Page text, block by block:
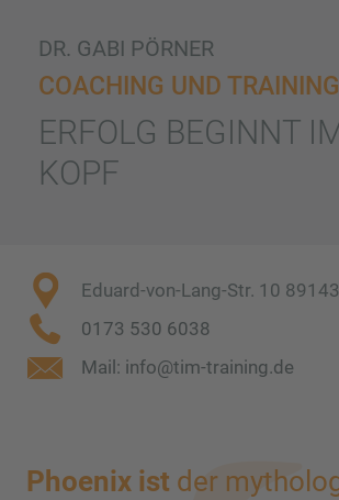
DR. GABI PÖRNER
COACHING UND TRAINING
ERFOLG BEGINNT
KOPF
Eduard-von-Lang-Str. 10
0173 530 6038
Mail: info@tim-training.de
Phoenix ist der